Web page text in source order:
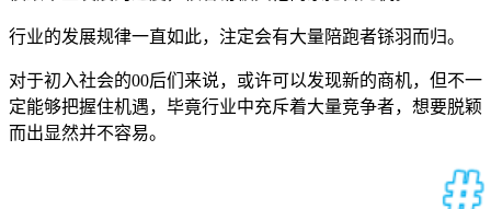
行业的发展规律一直如此，注定会有大量陪跑者铩羽而归。
对于初入社会的00后们来说，或许可以发现新的商机，但不一
定能够把握住机遇，毕竟行业中充斥着大量竞争者，想要脱颖
而出显然并不容易。